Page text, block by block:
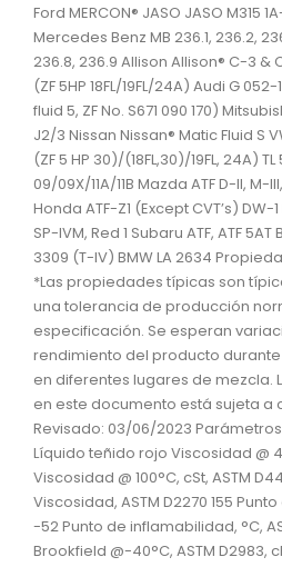
Ford MERCON® JASO JASO M315
Mercedes Benz MB 236.1, 236.2,
236.8, 236.9 Allison Allison® C-3 &
(ZF 5HP 18FL/19FL/24A) Audi G
fluid 5, ZF No. S671 090 170)
J2/3 Nissan Nissan® Matic Fluid S
(ZF 5 HP 30)/(18FL,30)/19FL, 24A) TL
09/09X/11A/11B Mazda ATF D-II, M-
Honda ATF-Z1 (Except CVT’s) DW-
SP-IVM, Red 1 Subaru ATF, ATF 5AT
3309 (T-IV) BMW LA 2634
*Las propiedades típicas son
una tolerancia de producción
especificación. Se esperan
rendimiento del producto
en diferentes lugares de mezcla.
en este documento está sujeta a
Revisado: 03/06/2023
Líquido teñido rojo Viscosidad @
Viscosidad @ 100°C, cSt, ASTM
Viscosidad, ASTM D2270 155
-52 Punto de inflamabilidad, °C,
Brookfield @-40°C, ASTM D2983,